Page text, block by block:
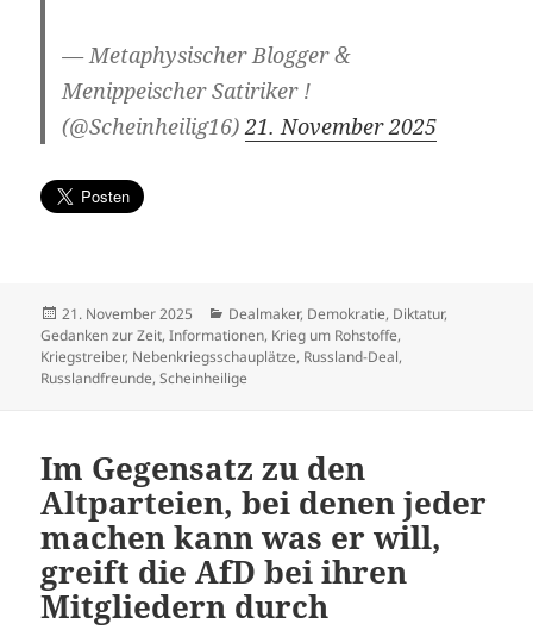
— Metaphysischer Blogger &
Menippeischer Satiriker !
(@Scheinheilig16)21. November 2025
Veröffentlicht
am
21. November 2025 Kategorien
Dealmaker, Demokratie, Diktatur,
Gedanken zur Zeit,Informationen, Krieg um Rohstoffe,
Kriegstreiber, Nebenkriegsschauplätze, Russland-Deal,
Russlandfreunde,Scheinheilige
Im Gegensatz zu den
Altparteien, bei denen jeder
machen kann was er will,
greift die AfD bei ihren
Mitgliedern durch